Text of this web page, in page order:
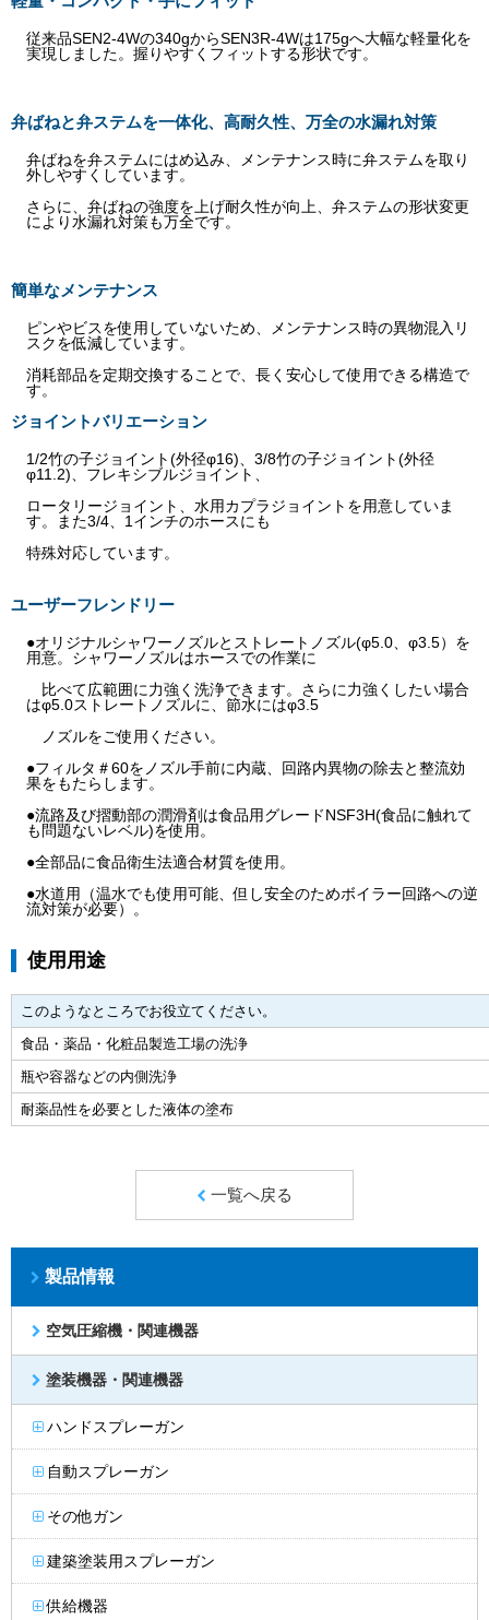
従来品SEN2-4Wの340gからSEN3R-4Wは175gへ大幅な軽量化を
実現しました。握りやすくフィットする形状です。
弁ばねと弁ステムを一体化、高耐久性、万全の水漏れ対策
弁ばねを弁ステムにはめ込み、メンテナンス時に弁ステムを取り
外しやすくしています。
さらに、弁ばねの強度を上げ耐久性が向上、弁ステムの形状変更
により水漏れ対策も万全です。
簡単なメンテナンス
ピンやビスを使用していないため、メンテナンス時の異物混入リ
スクを低減しています。
消耗部品を定期交換することで、長く安心して使用できる構造で
す。
ジョイントバリエーション
1/2竹の子ジョイント(外径φ16)、3/8竹の子ジョイント(外径
φ11.2)、フレキシブルジョイント、
ロータリージョイント、水用カプラジョイントを用意していま
す。また3/4、1インチのホースにも
特殊対応しています。
ユーザーフレンドリー
●オリジナルシャワーノズルとストレートノズル(φ5.0、φ3.5）を
用意。シャワーノズルはホースでの作業に
比べて広範囲に力強く洗浄できます。さらに力強くしたい場合
はφ5.0ストレートノズルに、節水にはφ3.5
ノズルをご使用ください。
●フィルタ＃60をノズル手前に内蔵、回路内異物の除去と整流効
果をもたらします。
●流路及び摺動部の潤滑剤は食品用グレードNSF3H(食品に触れて
も問題ないレベル)を使用。
●全部品に食品衛生法適合材質を使用。
●水道用（温水でも使用可能、但し安全のためボイラー回路への逆
流対策が必要）。
使用用途
このようなところでお役立てください。
食品・薬品・化粧品製造工場の洗浄
瓶や容器などの内側洗浄
耐薬品性を必要とした液体の塗布
一覧へ戻る
製品情報
空気圧縮機・関連機器
塗装機器・関連機器
ハンドスプレーガン
自動スプレーガン
その他ガン
建築塗装用スプレーガン
供給機器